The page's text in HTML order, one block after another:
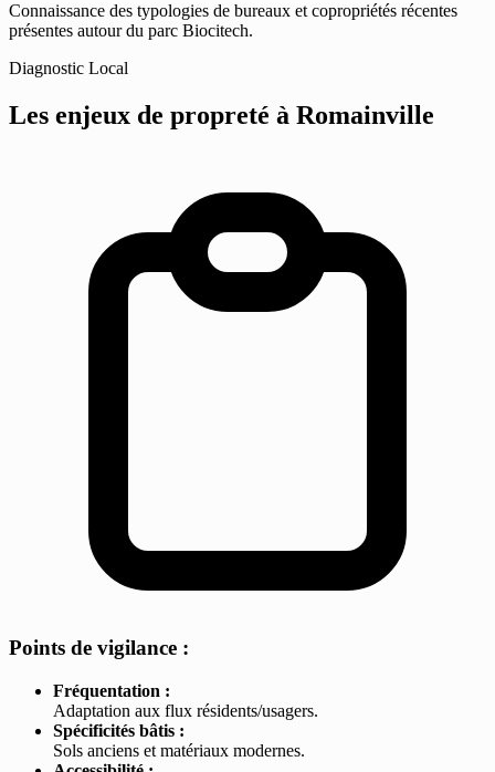
Connaissance des typologies de bureaux et copropriétés récentes
présentes autour du parc Biocitech.
Diagnostic Local
Les enjeux de propreté à Romainville
Points de vigilance :
Fréquentation :
Adaptation aux flux résidents/usagers.
Spécificités bâtis :
Sols anciens et matériaux modernes.